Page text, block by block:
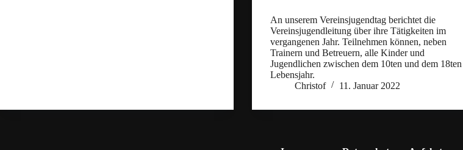
An unserem Vereinsjugendtag berichtet die
Vereinsjugendleitung über ihre Tätigkeiten im
vergangenen Jahr. Teilnehmen können, neben
Trainern und Betreuern, alle Kinder und
Jugendlichen zwischen dem 10ten und dem 18ten
Lebensjahr.
Christof
11. Januar 2022